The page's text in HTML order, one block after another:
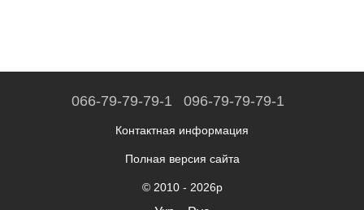
066-79-79-79-1 096-79-79-79-1
Контактная информация
Полная версия сайта
© 2010 - 2026р